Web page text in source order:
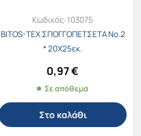
Κωδικός:103075
BITOS-TEX ΣΠΟΓΓΟΠΕΤΣΕΤΑ No.2
* 20Χ25εκ.
0,97€
Σε απόθεμα
Στο καλάθι